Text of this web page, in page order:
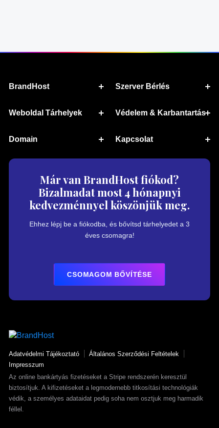
BrandHost Szerver Bérlés
Weboldal Tárhelyek Védelem & Karbantartás
Domain Kapcsolat
Már van BrandHost fiókod?
Bizalmadat most 4 hónapnyi
kedvezménnyel köszönjük meg.
Ehhez lépj be a fiókodba, és bővítsd tárhelyedet a 3
éves csomagra!
CSOMAGOM BŐVÍTÉSE
Adatvédelmi Tájékoztató
Általános Szerződési Feltételek
Impresszum
Az online bankártyás fizetéseket a Stripe rendszerén keresztül
biztosítjuk. A kifizetéseket a legmodernebb titkosítási technológiák
védik, a személyes adataidat pedig soha nem osztjuk meg harmadik
féllel.